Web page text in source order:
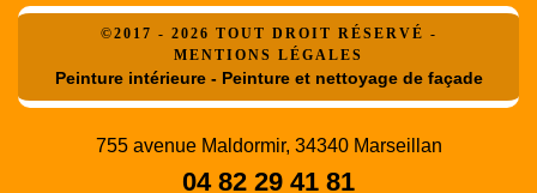
©2017 - 2026 TOUT DROIT RÉSERVÉ -
MENTIONS LÉGALES
Peinture intérieure - Peinture et nettoyage de façade
755 avenue Maldormir, 34340 Marseillan
04 82 29 41 81